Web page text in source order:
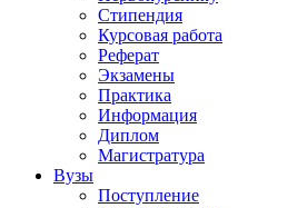
Стипендия
Курсовая работа
Реферат
Экзамены
Практика
Информация
Диплом
Магистратура
Вузы
Поступление